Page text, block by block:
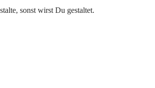
sonst wirst Du gestaltet.